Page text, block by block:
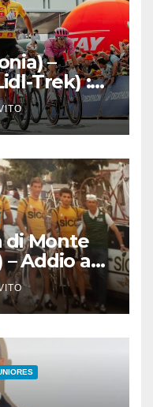
–
Trek) :
di
gialla
di Monte
Addio ad
Direttore